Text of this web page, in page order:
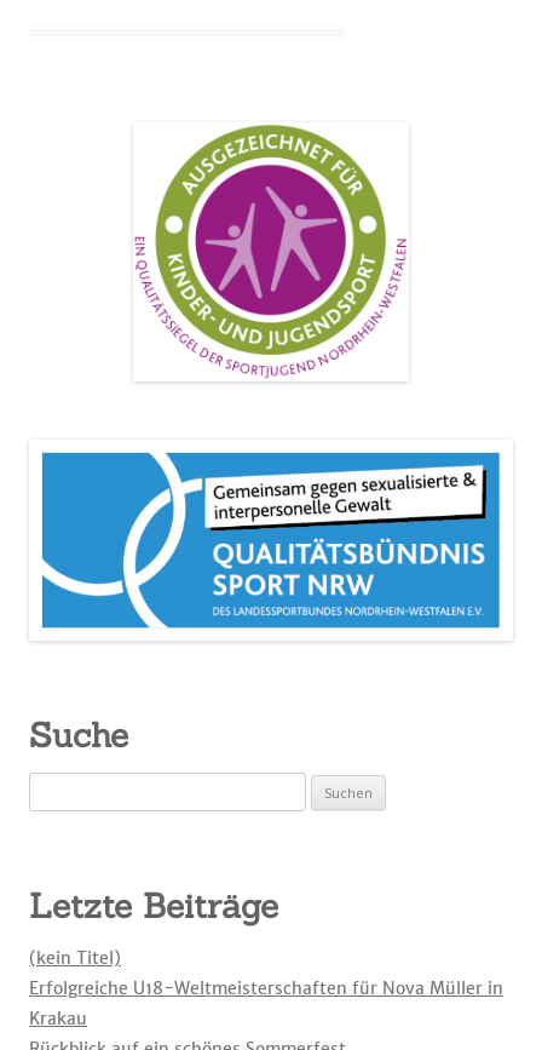
Suche
nach:
Letzte Beiträge
(kein Titel)
Erfolgreiche U18-Weltmeisterschaften für Nova Müller in
Krakau